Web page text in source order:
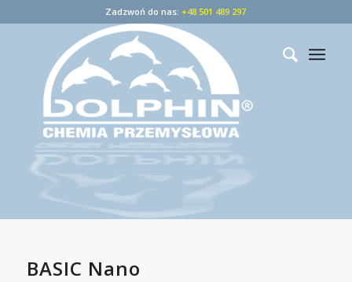
Zadzwoń do nas:+48 501 489 297
BASIC Nano